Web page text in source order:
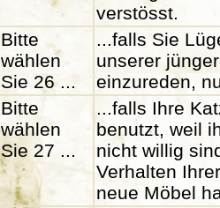
verstösst.
Bitte
wählen
Sie 26 ...
...falls Sie
unserer
einzureden,
Bitte
wählen
Sie 27 ...
...falls Ihre
benutzt, weil
nicht willig
Verhalten
neue Möbel